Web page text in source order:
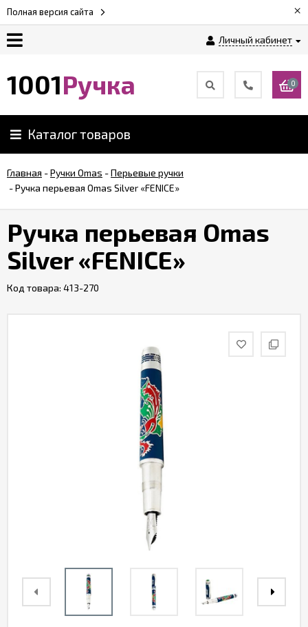
Полная версия сайта ×
Личный кабинет
Возврат
Обзоры
ручек
Контакты
1001Ручка 0
Каталог товаров
Главная -Ручки Omas -Перьевые ручки
-Ручка перьевая Omas Silver «FENICE»
Ручка перьевая Omas
Silver «FENICE»
Код товара: 413-270